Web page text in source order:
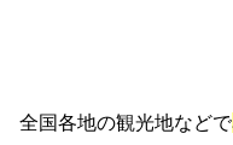
全国各地の観光地などで